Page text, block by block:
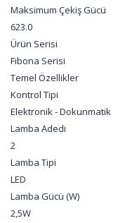
Maksimum Çekiş Gücü
623.0
Ürün Serisi
Fibona Serisi
Temel Özellikler
Kontrol Tipi
Elektronik - Dokunmatik
Lamba Adedi
2
Lamba Tipi
LED
Lamba Gücü (W)
2,5W